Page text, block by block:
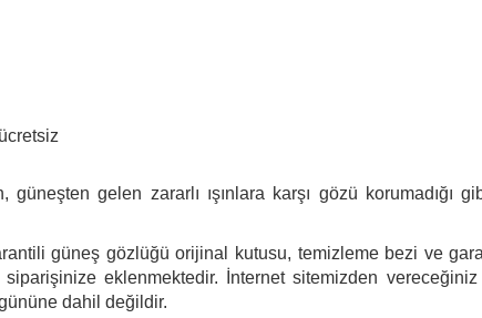
gelen zararlı ışınlara karşı gözü korumadığı
güneş gözlüğü orijinal kutusu, temizleme bezi ve
eklenmektedir. İnternet sitemizden
dahil değildir.